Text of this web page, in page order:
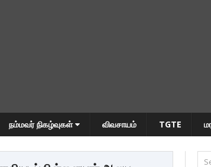
நம்மவர் நிகழ்வுகள் விவசாயம் TGTE